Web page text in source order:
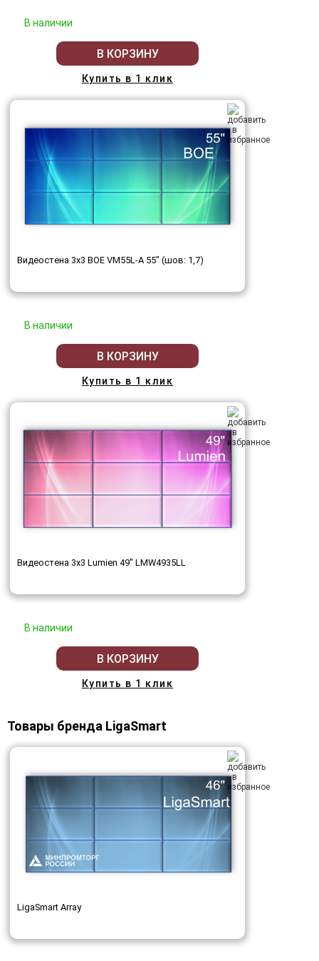
В наличии
В КОРЗИНУ
Купить в 1 клик
Видеостена 3x3 BOE VM55L-A 55" (шов: 1,7)
В наличии
В КОРЗИНУ
Купить в 1 клик
Видеостена 3x3 Lumien 49" LMW4935LL
В наличии
В КОРЗИНУ
Купить в 1 клик
Товары бренда LigaSmart
LigaSmart Array